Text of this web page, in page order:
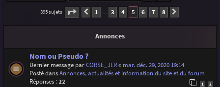
r
395 sujets Page 5sur 8
Précédente
1 … 3 4 5 6 7 8
Annonces
Nom ou Pseudo ?
Dernier message parCORSE_JLR« mar. déc. 29, 2020 19:14
Posté dansAnnonces, actualités et information du site et du forum
Réponses :22 1 2